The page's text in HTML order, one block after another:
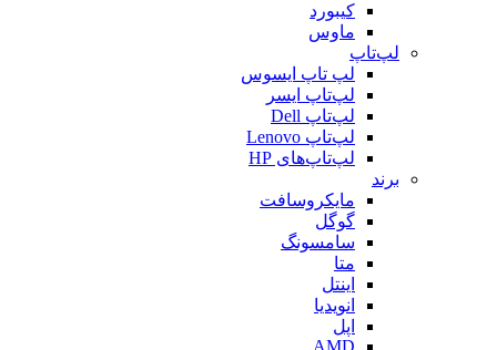
کیبورد
ماوس
لپ‌تاپ
لپ تاپ ایسوس
لپ‌تاپ ایسر
لپ‌تاپ Dell
لپ‌تاپ Lenovo
لپ‌تاپ‌های HP
برند
مایکروسافت
گوگل
سامسونگ
متا
اینتل
انویدیا
اپل
AMD